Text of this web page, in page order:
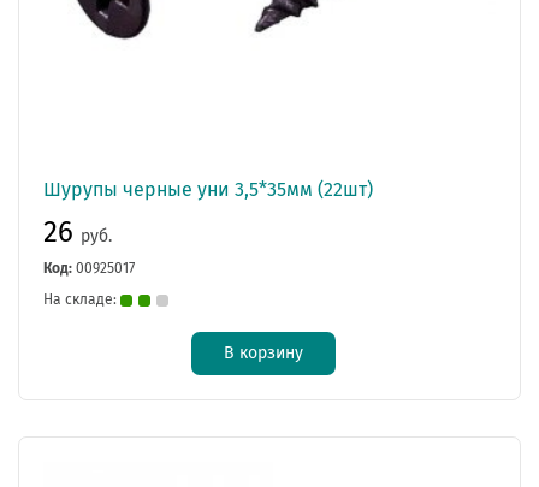
Шурупы черные уни 3,5*35мм (22шт)
26 руб.
Код: 00925017
На складе:
В корзину